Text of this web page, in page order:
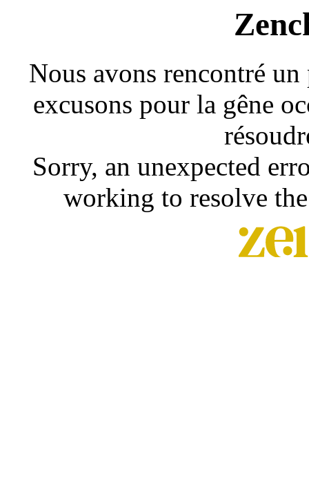
Nous avons rencontré
excusons pour la gêne
Sorry, an unexpected
working to resolve